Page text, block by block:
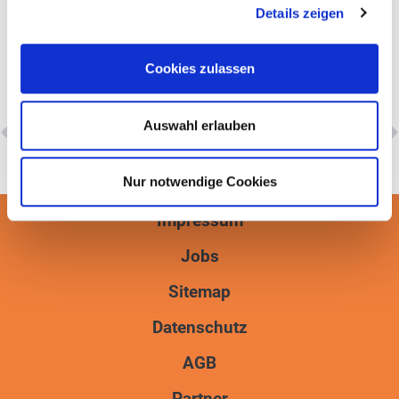
Details zeigen
Cookies zulassen
Auswahl erlauben
Nur notwendige Cookies
an Deine Ziele angepasst werden. So kannst du, zum
Übungen in deinen Trainingsplan ein.
Impressum
Jobs
Sitemap
Datenschutz
AGB